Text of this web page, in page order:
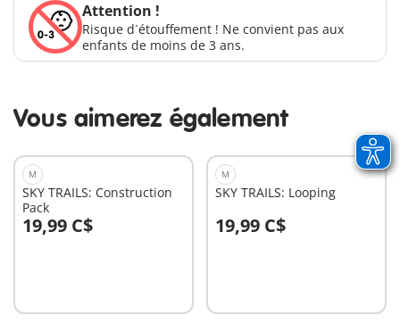
Attention !
Risque d´étouffement ! Ne convient pas aux
enfants de moins de 3 ans.
Vous aimerez également
M
SKY TRAILS: Construction
Pack
19,99 C$
Au panier
M
SKY TRAILS: Looping
19,99 C$
Au panier